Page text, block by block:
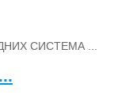
СИСТЕМА ...